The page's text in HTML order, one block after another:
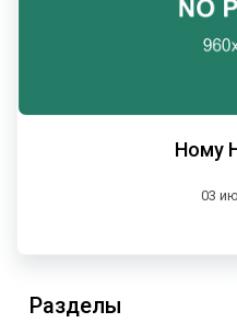
Ному
03
Разделы